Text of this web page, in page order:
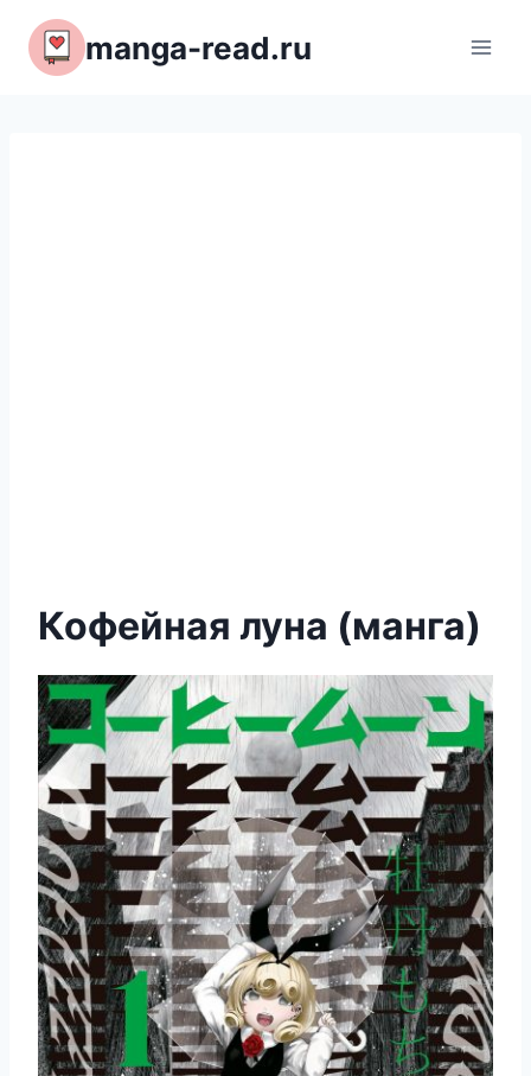
Перейти
содержимому
manga-read.ru
Кофейная луна (манга)